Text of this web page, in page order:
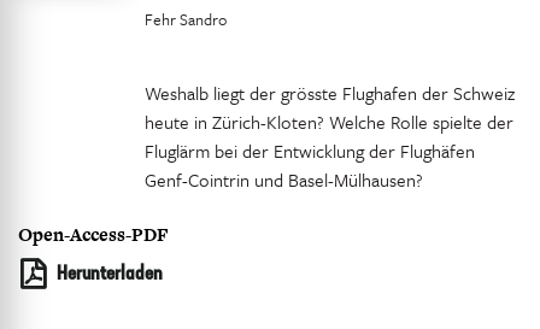
Fehr Sandro
Weshalb liegt der grösste Flughafen der Schweiz
heute in Zürich-Kloten? Welche Rolle spielte der
Fluglärm bei der Entwicklung der Flughäfen
Genf-Cointrin und Basel-Mülhausen?
Open-Access-PDF
Herunterladen